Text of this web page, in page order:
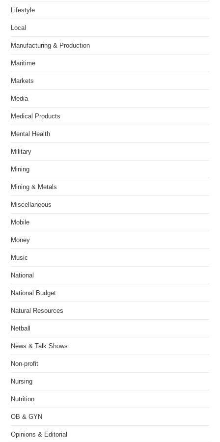
Lifestyle
Local
Manufacturing & Production
Maritime
Markets
Media
Medical Products
Mental Health
Military
Mining
Mining & Metals
Miscellaneous
Mobile
Money
Music
National
National Budget
Natural Resources
Netball
News & Talk Shows
Non-profit
Nursing
Nutrition
OB & GYN
Opinions & Editorial